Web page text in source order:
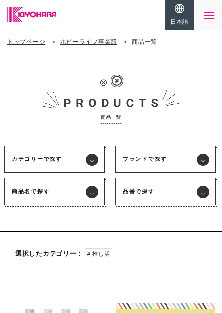
日本語
トップページ ホビーライフ事業部 商品一覧
カテゴリーで探す ブランドで探す
商品名で探す 品番で探す
選択したカテゴリー： # 推し活